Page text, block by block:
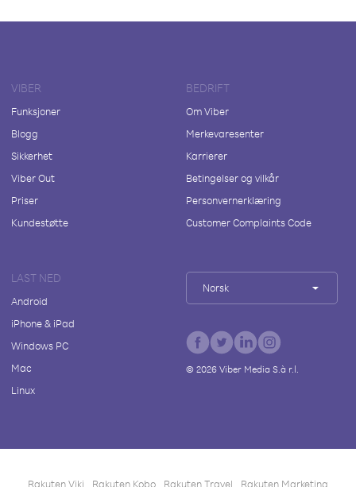
VIBER
Funksjoner
Blogg
Sikkerhet
Viber Out
Priser
Kundestøtte
BEDRIFT
Om Viber
Merkevaresenter
Karrierer
Betingelser og vilkår
Personvernerklæring
Customer Complaints Code
LAST NED
Android
iPhone & iPad
Windows PC
Mac
Linux
Norsk
© 2026Viber Media S.à r.l.
Rakuten Viki Rakuten Kobo Rakuten Travel Rakuten Marketing